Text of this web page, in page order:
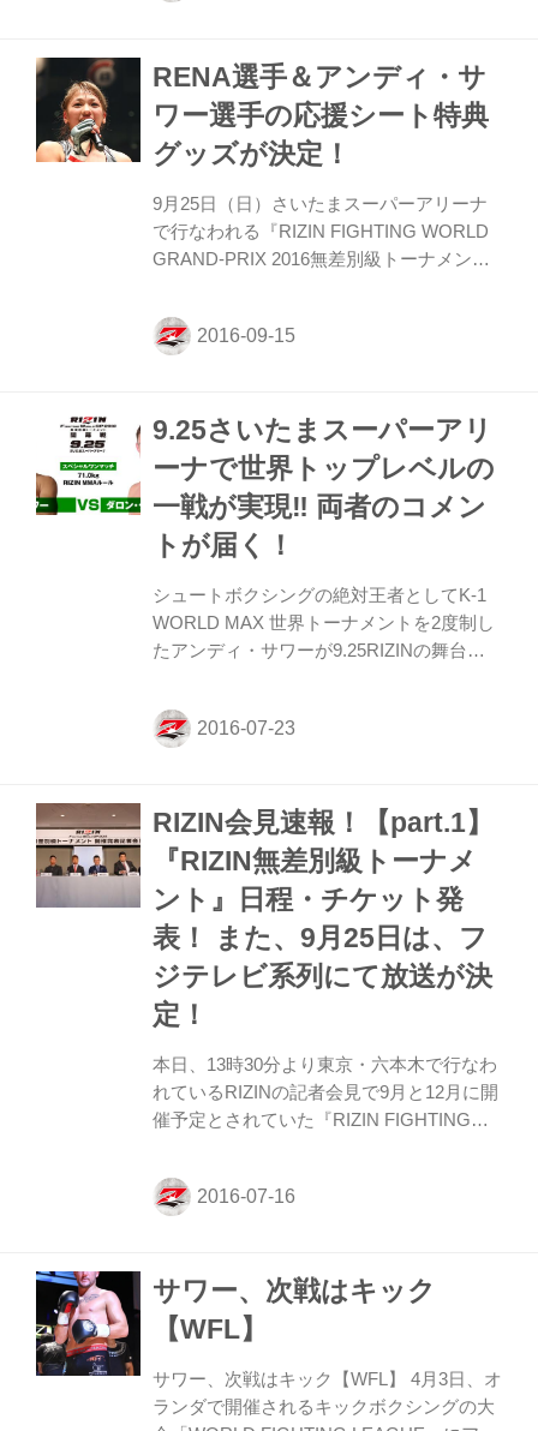
ュートボクシングではそれなりの経験があ
ります。 今回のMMAの試合はボクにとっ
てはチャレンジだと思うし、いまの段階で
はすごくいい対戦相手だと思っています。
ないかな。 もちろんMMAという観点から
見るとストライカーという部分にお...
RENA選手＆アンディ・サ
ワー選手の応援シート特典
グッズが決定！
9月25日（日）さいたまスーパーアリーナ
で行なわれる『RIZIN FIGHTING WORLD
GRAND-PRIX 2016無差別級トーナメント
手とのMMAマッチに挑むシュートボクシン
グの絶対女王RENA選手。 スペシャル特典
が「RENAオリジナルリストバンド」に決
定。今大会限定カラーで非売品のまさにス
ペシャルなリストバンドを付けて、RENA
選手を応援しよう！ なお、特典は大会当日
Aゲート付近にて受渡予定。 「RENAオリ
ジナルリストバンド」今大会限定カラー(非
売品) ◯...
9.25さいたまスーパーアリ
ーナで世界トップレベルの
一戦が実現‼︎ 両者のコメン
トが届く！
シュートボクシングの絶対王者としてK-1
WORLD MAX 世界トーナメントを2度制し
たアンディ・サワーが9.25RIZINの舞台に
乙☆雄一郎を相手にMMAルールで参戦した
アンディはMMAデビュー戦とは思えない試
クルックシャンクは数々の団体を渡り歩き
ＵＦＣにも所属していた百戦錬磨のファイ
ター。4.17『RIZIN.1』では狂気にも近い攻
撃を展開し相手圧倒、衝撃のTKO勝利をあ
げている。間違いなく世界トップレベルの
闘いが予想されるこの試合、絶対に見逃せ
ない注目の一戦だ！ ...
RIZIN会見速報！【part.1】
『RIZIN無差別級トーナメ
ント』日程・チケット発
表！ また、9月25日は、フ
ジテレビ系列にて放送が決
定！
本日、13時30分より東京・六本木で行なわ
れているRIZINの記者会見で9月と12月に開
催予定とされていた『RIZIN FIGHTING
が発表された。今後の大会は、9月25日
（日）、12月29日（木）、31日（土）。9
WORLD GRAND-PRIX 2016無差別級トー
ナメント』の日程も発表された。また、9
月25日は、フジテレビ系列にて放送が決
定！ ◼︎今後の大会詳細 ・開催日時 2016年9
月25日（日）、12月29日（木）、12月31日
（...
サワー、次戦はキック
【WFL】
サワー、次戦はキック【WFL】 4月3日、オ
ランダで開催されるキックボクシングの大